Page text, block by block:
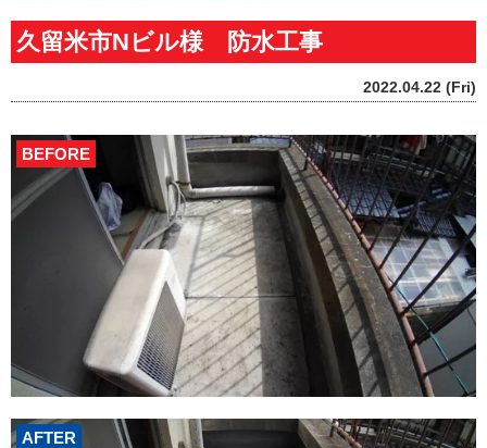
久留米市Nビル様 防水工事
2022.04.22 (Fri)
AFTER
BEFORE